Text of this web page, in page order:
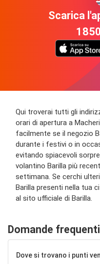
Scarica
Qui troverai tutti gli
orari di apertura a
facilmente se il negozio
durante i festivi o in
evitando spiacevoli
volantino Barilla più
settimana. Se cerchi
Barilla presenti nella tua
al sito ufficiale di Barilla.
Domande
Dove si trovano i punti